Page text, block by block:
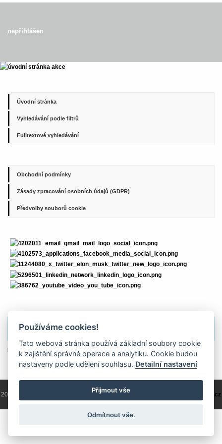
nepřihlášen
Úvodní stránka
Vyhledávání podle filtrů
Fulltextové vyhledávání
Obchodní podmínky
Zásady zpracování osobních údajů (GDPR)
Předvolby souborů cookie
Obsah je přístupný pouze pro přihlášené uživatele.
přihlásit
2004 - 2026 © Copyright / programování a správa 2004 - 2026 PRO-WEB.cz
Používáme cookies!
Tato webová stránka používá základní soubory cookie
k zajištění správné operace a analytiku. Cookie budou
nastaveny podle udělení souhlasu. Detailní nastavení
Přijmout vše
Odmítnout vše.